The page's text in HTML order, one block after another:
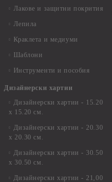
Лакове и защитни покрития
Лепила
Краклета и медиуми
Шаблони
Инструменти и пособия
Дизайнерски хартии
Дизайнерски хартии - 15.20
х 15.20 см.
Дизайнерски хартии - 20.30
х 20.30 см.
Дизайнерски хартии - 30.50
х 30.50 см.
Дизайнерски хартии - 21,00